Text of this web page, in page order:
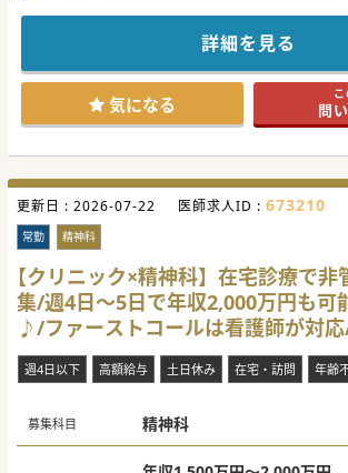
ワークライフバランス重視や高年収希望の
幅広くオススメさせていただける病院です
#秋入職可
詳細を見る
気になる 問
更新日 : 2026-07-22 医師求人ID : 673210
常勤 精神科
【クリニック×精神科】在宅診療で
集/週4日～5日で年収2,000万円も可
♪/ファーストコールは看護師が対
り
週4日以下 高額給与 土日休み 在宅・訪問 年齢
募集科目 精神科